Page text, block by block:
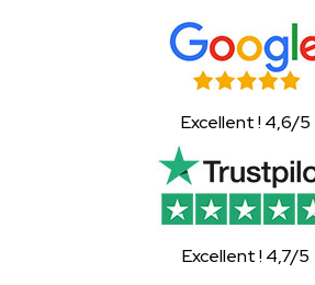
Excellent ! 4,6/5
Excellent ! 4,7/5